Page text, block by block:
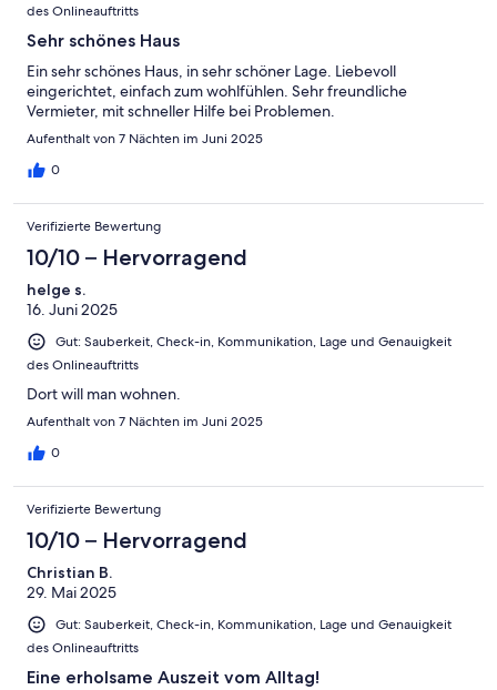
des Onlineauftritts
Sehr schönes Haus
Ein sehr schönes Haus, in sehr schöner Lage. Liebevoll
eingerichtet, einfach zum wohlfühlen. Sehr freundliche
Vermieter, mit schneller Hilfe bei Problemen.
Aufenthalt von 7 Nächten im Juni 2025
0
Verifizierte Bewertung
10/10 – Hervorragend
helge s.
16. Juni 2025
Gut: Sauberkeit, Check-in, Kommunikation, Lage und Genauigkeit
des Onlineauftritts
Dort will man wohnen.
Aufenthalt von 7 Nächten im Juni 2025
0
Verifizierte Bewertung
10/10 – Hervorragend
Christian B.
29. Mai 2025
Gut: Sauberkeit, Check-in, Kommunikation, Lage und Genauigkeit
des Onlineauftritts
Eine erholsame Auszeit vom Alltag!